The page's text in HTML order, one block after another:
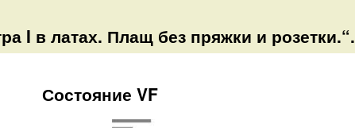
I в латах. Плащ без пряжки и розетки.“.
Состояние VF